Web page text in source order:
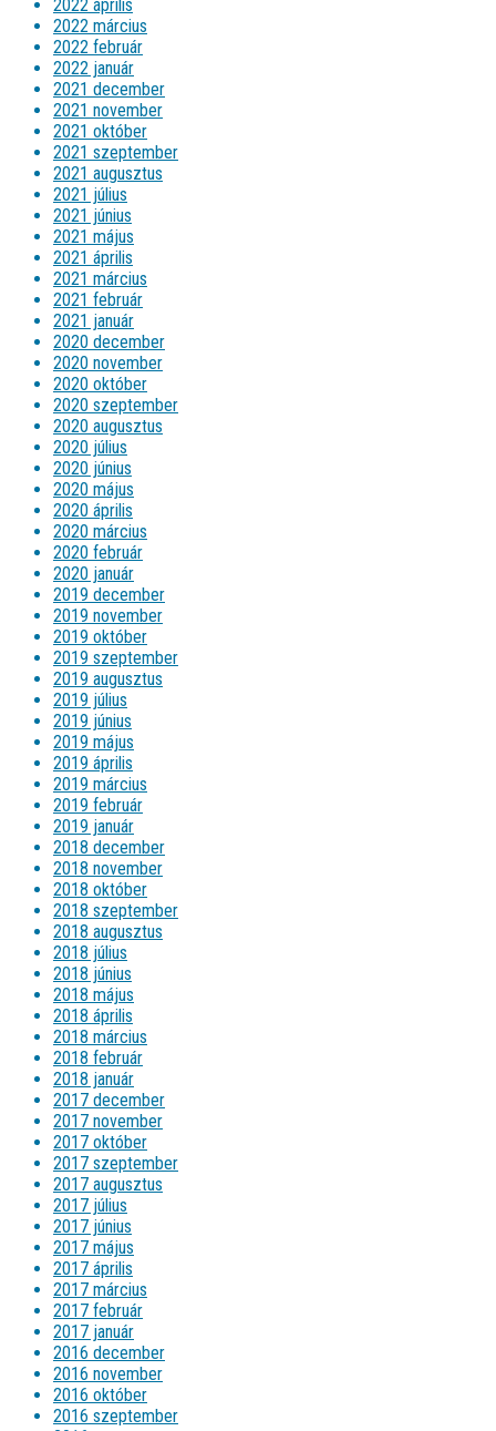
2022 április
2022 március
2022 február
2022 január
2021 december
2021 november
2021 október
2021 szeptember
2021 augusztus
2021 július
2021 június
2021 május
2021 április
2021 március
2021 február
2021 január
2020 december
2020 november
2020 október
2020 szeptember
2020 augusztus
2020 július
2020 június
2020 május
2020 április
2020 március
2020 február
2020 január
2019 december
2019 november
2019 október
2019 szeptember
2019 augusztus
2019 július
2019 június
2019 május
2019 április
2019 március
2019 február
2019 január
2018 december
2018 november
2018 október
2018 szeptember
2018 augusztus
2018 július
2018 június
2018 május
2018 április
2018 március
2018 február
2018 január
2017 december
2017 november
2017 október
2017 szeptember
2017 augusztus
2017 július
2017 június
2017 május
2017 április
2017 március
2017 február
2017 január
2016 december
2016 november
2016 október
2016 szeptember